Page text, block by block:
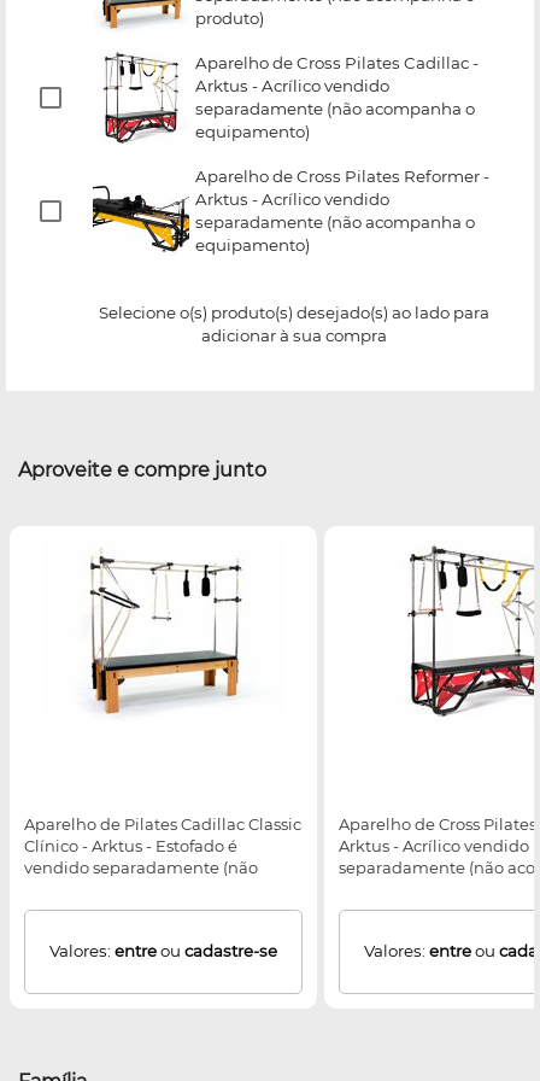
produto)
Aparelho de Cross Pilates Cadillac -
Arktus - Acrílico vendido
separadamente (não acompanha o
equipamento)
Aparelho de Cross Pilates Reformer -
Arktus - Acrílico vendido
separadamente (não acompanha o
equipamento)
Selecione o(s) produto(s) desejado(s) ao lado para
adicionar à sua compra
Aproveite e compre junto
Aparelho de Pilates Cadillac Classic
Clínico - Arktus - Estofado é
vendido separadamente (não
Valores: entreou cadastre-se
Aparelho de Cross
Arktus - Acrílico vendido
separadamente (não
Valores: entreou